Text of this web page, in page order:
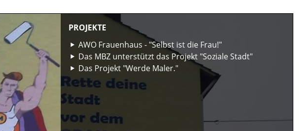
PROJEKTE
AWO Frauenhaus - "Selbst ist die Frau!"
Das MBZ unterstützt das Projekt "Soziale Stadt"
Das Projekt "Werde Maler."